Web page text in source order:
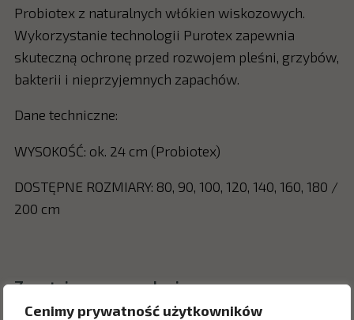
Cenimy prywatność użytkowników
Probiotex z naturalnych włókien wiskozowych.
Wykorzystanie technologii Purotex zapewnia
skuteczną ochronę przed rozwojem pleśni, grzybów,
bakterii i nieprzyjemnych zapachów.
Dane techniczne:
WYSOKOŚĆ: ok. 24 cm (Probiotex)
DOSTĘPNE ROZMIARY: 80, 90, 100, 120, 140, 160, 180 /
200 cm
Zapytaj o cenę w salonie: